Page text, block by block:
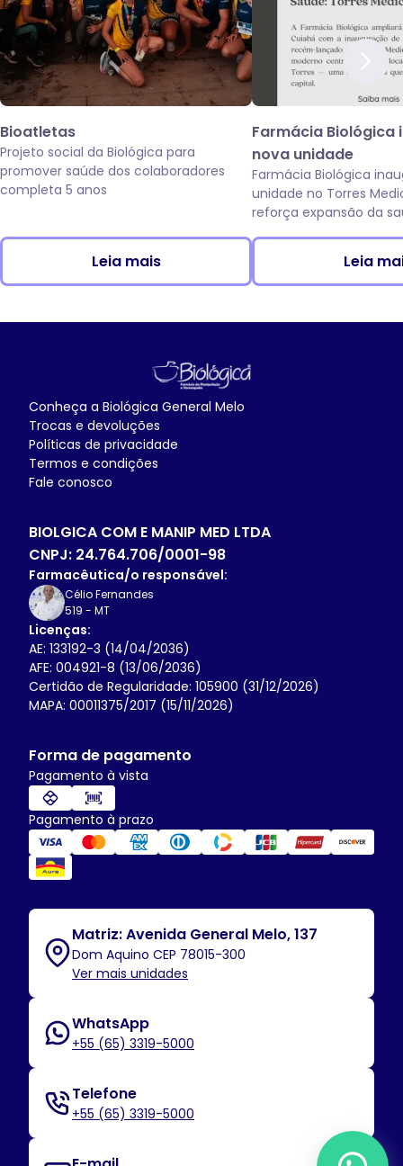
Bioatletas
Projeto social da Biológica para
promover saúde dos colaboradores
completa 5 anos
Leia mais
Farmácia Biológica
nova unidade
Farmácia Biológica
unidade no Torres
reforça expansão da
Leia
Conheça a Biológica General Melo
Trocas e devoluções
Políticas de privacidade
Termos e condições
Fale conosco
BIOLGICA COM E MANIP MED LTDA
CNPJ: 24.764.706/0001-98
Farmacêutica/o responsável:
Célio Fernandes
519 - MT
Licenças:
AE: 133192-3 (14/04/2036)
AFE: 004921-8 (13/06/2036)
Certidão de Regularidade: 105900 (31/12/2026)
MAPA: 00011375/2017 (15/11/2026)
Forma de pagamento
Pagamento à vista
Pagamento à prazo
Matriz: Avenida General Melo, 137
Dom Aquino CEP 78015-300
Ver mais unidades
WhatsApp
+55 (65) 3319-5000
Telefone
+55 (65) 3319-5000